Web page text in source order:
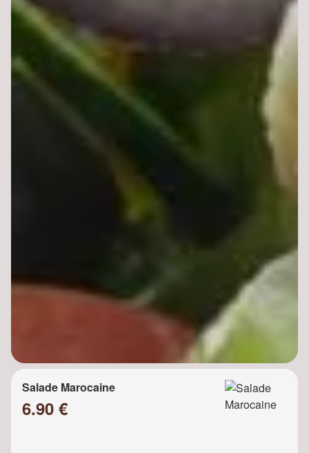
Salade Marocaine
6.90 €